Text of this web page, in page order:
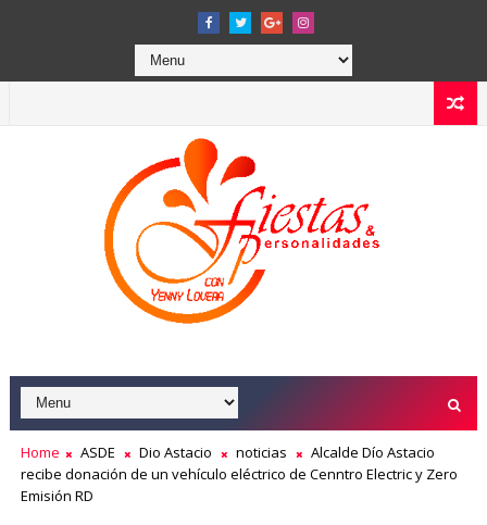
Home ASDE Dio Astacio noticias
Alcalde Dío Astacio
recibe donación de un vehículo eléctrico de Cenntro Electric y Zero
Emisión RD